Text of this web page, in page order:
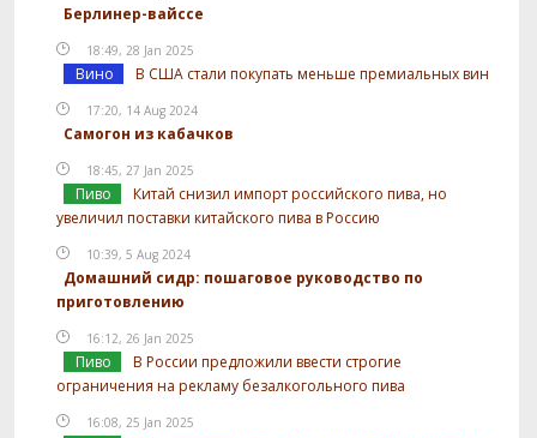
Берлинер-вайссе
18:49, 28 Jan 2025
Вино В США стали покупать меньше премиальных вин
17:20, 14 Aug 2024
Самогон из кабачков
18:45, 27 Jan 2025
Пиво
Китай снизил импорт российского пива, но
увеличил поставки китайского пива в Россию
10:39, 5 Aug 2024
Домашний сидр: пошаговое руководство по
приготовлению
16:12, 26 Jan 2025
Пиво
В России предложили ввести строгие
ограничения на рекламу безалкогольного пива
16:08, 25 Jan 2025